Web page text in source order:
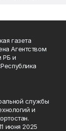
газета
Агентством
РБ и
службы
и
июня 2025